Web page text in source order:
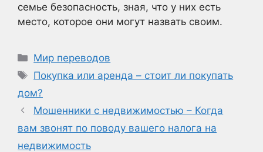
семье безопасность, зная, что у них есть
место, которое они могут назвать своим.
Рубрики
Мир переводов
Метки
Покупка или аренда – стоит ли покупать
дом?
Мошенники с недвижимостью – Когда
вам звонят по поводу вашего налога на
недвижимость